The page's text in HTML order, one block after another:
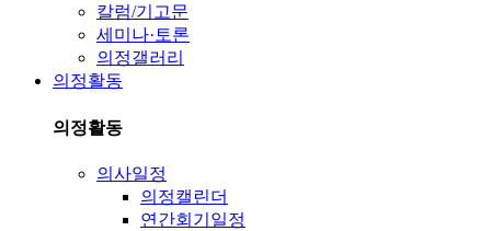
칼럼/기고문
세미나·토론
의정갤러리
의정활동
의정활동
의사일정
의정캘린더
연간회기일정